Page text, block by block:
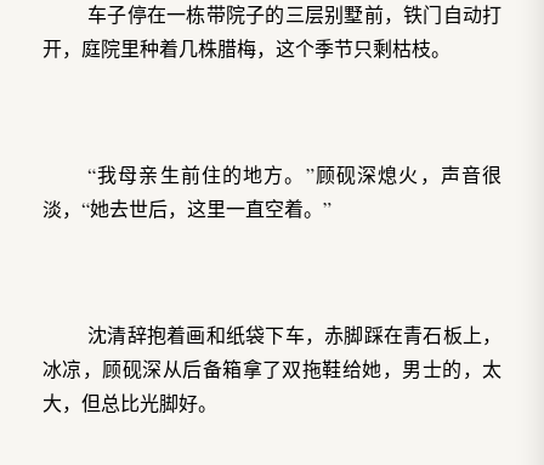
车子停在一栋带院子的三层别墅前，铁门自动打
开，庭院里种着几株腊梅，这个季节只剩枯枝。
“我母亲生前住的地方。”顾砚深熄火，声音很
淡，“她去世后，这里一直空着。”
沈清辞抱着画和纸袋下车，赤脚踩在青石板上，
冰凉，顾砚深从后备箱拿了双拖鞋给她，男士的，太
大，但总比光脚好。